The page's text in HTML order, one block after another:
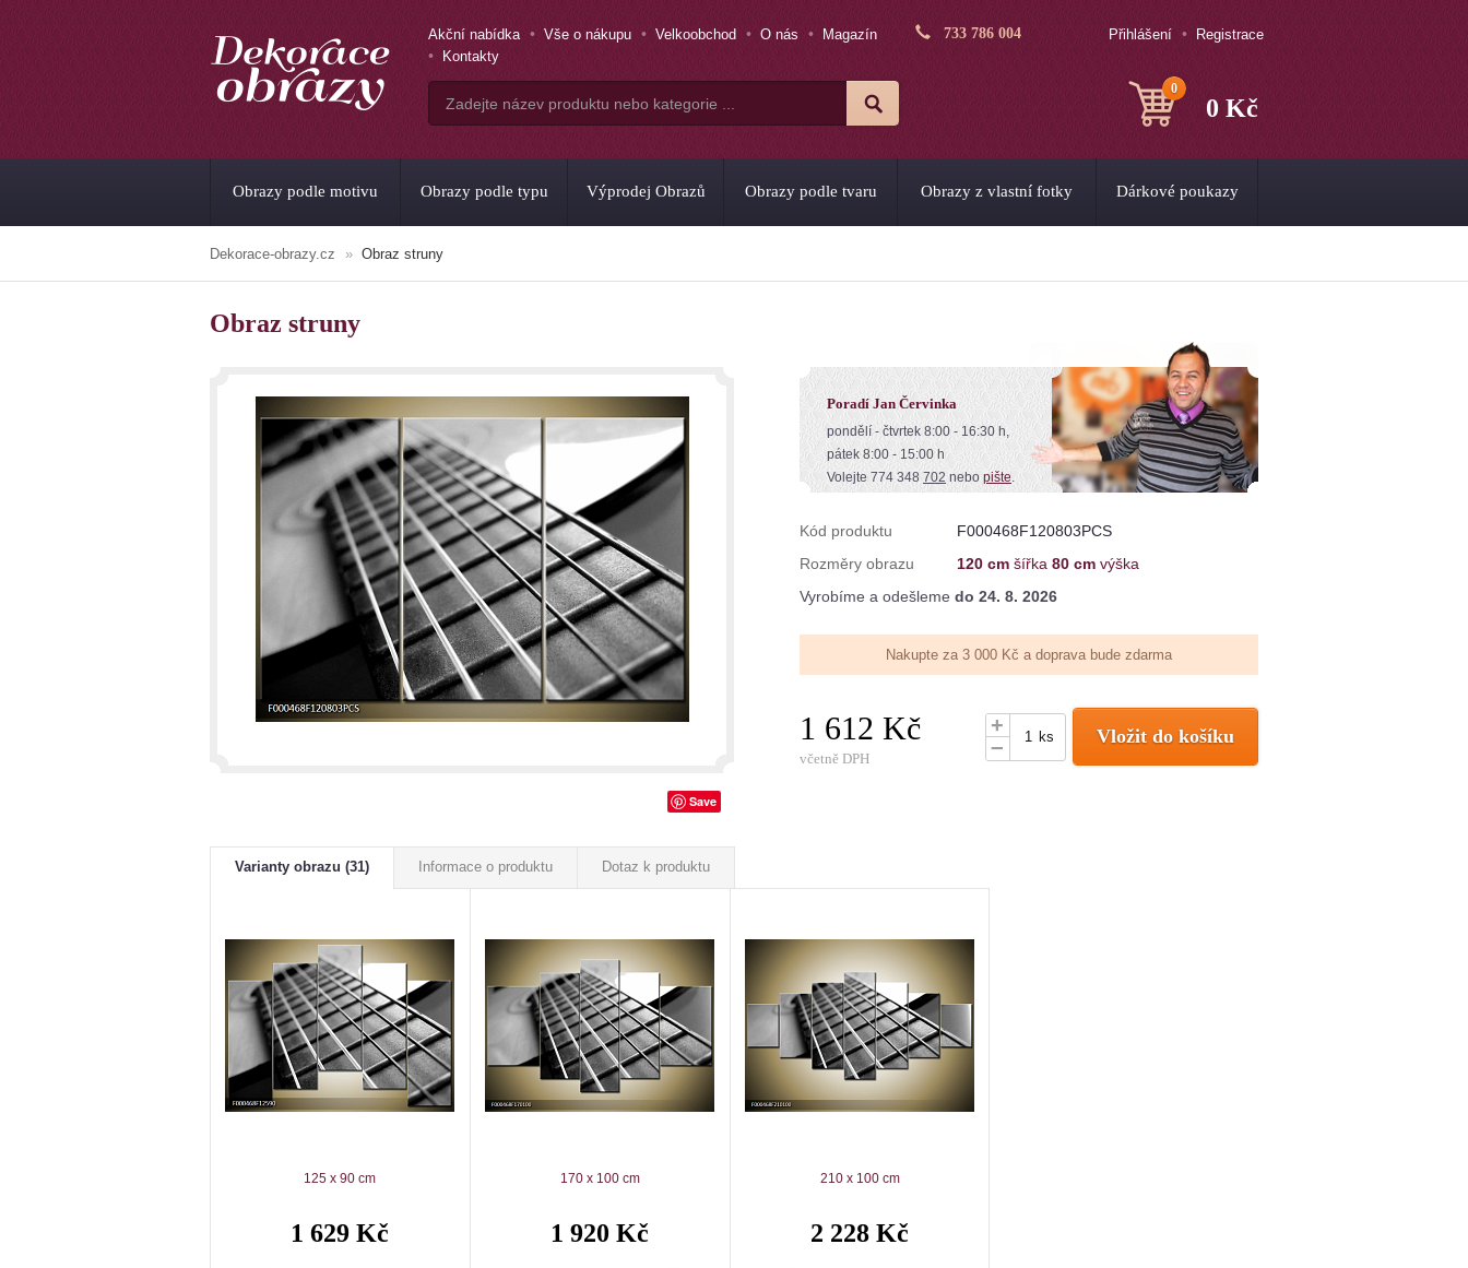
Akční nabídka Vše o nákupu Velkoobchod O nás
Magazín
Kontakty
733 786 004 Přihlášení Registrace
0 Kč
0
Obrazy podle motivu Obrazy podle typu Výprodej Obrazů Obrazy podle tvaru Obrazy z vlastní fotky Dárkové poukazy
Dekorace-obrazy.cz Obraz struny
Obraz struny
Save
Poradí Jan Červinka
pondělí - čtvrtek 8:00 - 16:30 h,
pátek 8:00 - 15:00 h
Volejte 774 348 702 nebo pište.
Kód produktu
F000468F120803PCS
Rozměry obrazu
120 cm šířka 80 cm výška
Vyrobíme a odešleme do 24. 8. 2026
Nakupte za 3 000 Kč a doprava bude zdarma
1 612 Kč
včetně DPH
+
– ks Vložit do košíku
Varianty obrazu (31) Informace o produktu Dotaz k produktu
125 x 90 cm
1 629 Kč
170 x 100 cm
1 920 Kč
210 x 100 cm
2 228 Kč